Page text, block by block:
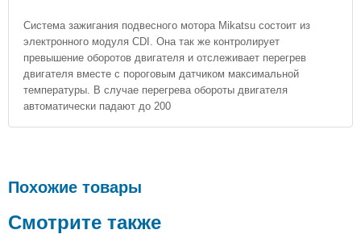
Система зажигания подвесного мотора Mikatsu состоит из
электронного модуля CDI. Она так же контролирует
превышение оборотов двигателя и отслеживает перегрев
двигателя вместе с пороговым датчиком максимальной
температуры. В случае перегрева обороты двигателя
автоматически падают до 200
Похожие товары
Смотрите также